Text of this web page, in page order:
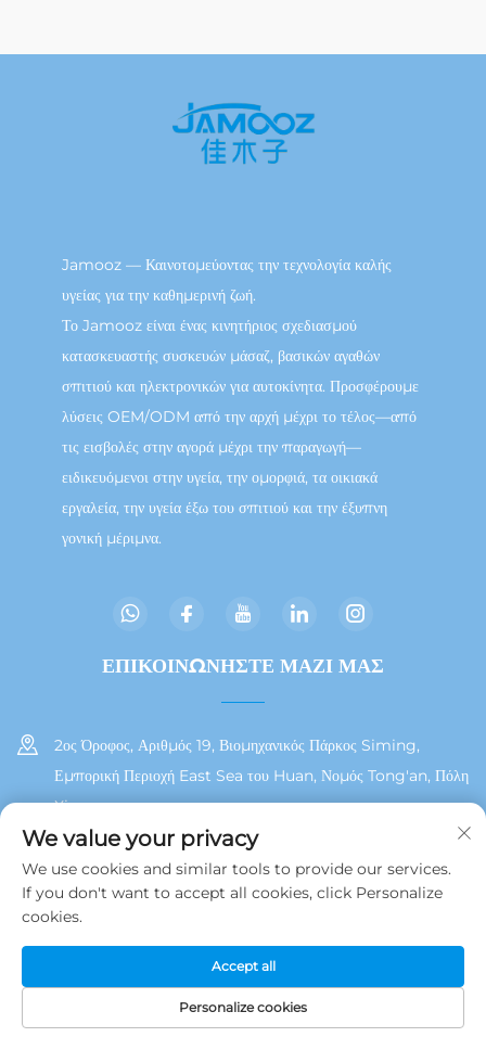
Jamooz — Καινοτομεύοντας την τεχνολογία καλής
υγείας για την καθημερινή ζωή.
Το Jamooz είναι ένας κινητήριος σχεδιασμού
κατασκευαστής συσκευών μάσαζ, βασικών αγαθών
σπιτιού και ηλεκτρονικών για αυτοκίνητα. Προσφέρουμε
λύσεις OEM/ODM από την αρχή μέχρι το τέλος—από
τις εισβολές στην αγορά μέχρι την παραγωγή—
ειδικευόμενοι στην υγεία, την ομορφιά, τα οικιακά
εργαλεία, την υγεία έξω του σπιτιού και την έξυπνη
γονική μέριμνα.
ΕΠΙΚΟΙΝΩΝΗΣΤΕ ΜΑΖΙ ΜΑΣ
2ος Όροφος, Αριθμός 19, Βιομηχανικός Πάρκος Siming,
Εμπορική Περιοχή East Sea του Huan, Νομός Tong'an, Πόλη
Xiamen
+86 13215929911
[email protected]
Δικαιώματα Πνευματικής Ιδιοκτησίας © 2025 από τη Jamooz (Xiamen)
Technology Co., Ltd. Πολιτική Απορρήτου
ΗΛ.
We value your privacy
We use cookies and similar tools to provide our services.
If you don't want to accept all cookies, click Personalize
cookies.
Personalize cookies
Accept all